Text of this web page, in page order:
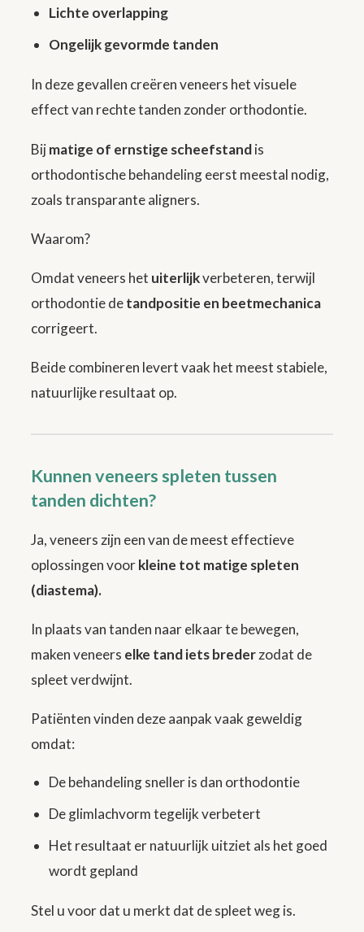
Lichte overlapping
Ongelijk gevormde tanden
In deze gevallen creëren veneers het visuele
effect van rechte tanden zonder orthodontie.
Bijmatige of ernstige scheefstandis
orthodontische behandeling eerst meestal nodig,
zoals transparante aligners.
Waarom?
Omdat veneers het uiterlijkverbeteren, terwijl
orthodontie detandpositie en beetmechanica
corrigeert.
Beide combineren levert vaak het meest stabiele,
natuurlijke resultaat op.
Kunnen veneers spleten tussen
tanden dichten?
Ja, veneers zijn een van de meest effectieve
oplossingen voorkleine tot matige spleten
(diastema).
In plaats van tanden naar elkaar te bewegen,
maken veneers elke tand iets brederzodat de
spleet verdwijnt.
Patiënten vinden deze aanpak vaak geweldig
omdat:
De behandeling sneller is dan orthodontie
De glimlachvorm tegelijk verbetert
Het resultaat er natuurlijk uitziet als het goed
wordt gepland
Stel u voor dat u merkt dat de spleet weg is.